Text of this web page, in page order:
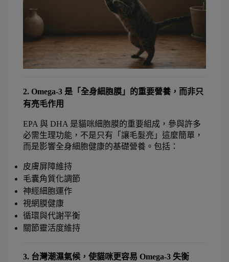
2. Omega-3 是「全身細胞膜」的重要營養，而非只
有亮毛作用
EPA 與 DHA 是貓咪細胞膜的重要組成，參與許多
必需生理功能，不是只有「讓毛髮亮」這麼簡單，
而是影響全身細胞健康的基礎營養。包括：
皮膚屏障維持
毛囊角質化調節
神經細胞運作
視網膜健康
循環與代謝平衡
關節靈活度維持
3. 台灣潮濕氣候，使貓咪更容易 Omega-3 失衡